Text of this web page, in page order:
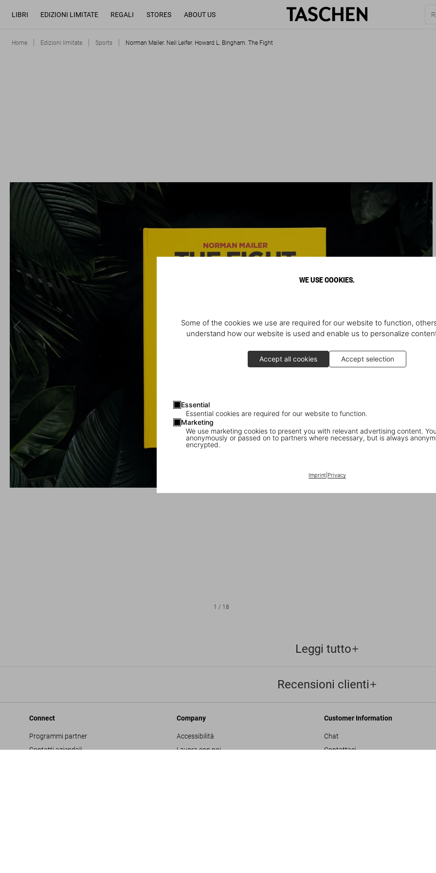
WE USE COOKIES.
Some of the cookies we use are required for our website to function,
understand how our website is used and enable us to personalize
Accept all cookies Accept selection
Essential
Essential cookies are required for our website to function.
Marketing
We use marketing cookies to present you with relevant advertising content.
anonymously or passed on to partners where necessary, but is always
encrypted.
Imprint| Privacy
LIBRI EDIZIONI LIMITATE REGALI STORES ABOUT US
Home Edizioni limitate Sports Norman Mailer. Neil Leifer. Howard L. Bingham. The Fight
1 / 18
Leggi tutto
Recensioni clienti
Connect
Programmi partner
Contatti aziendali
Company
Accessibilità
Lavora con noi
Customer Information
Chat
Contattaci